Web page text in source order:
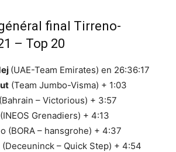
final Tirreno-
– Top 20
(UAE-Team Emirates) en 26:36:17
(Team Jumbo-Visma) + 1:03
(Bahrain – Victorious) + 3:57
Grenadiers) + 4:13
(BORA – hansgrohe) + 4:37
(Deceuninck – Quick Step) + 4:54